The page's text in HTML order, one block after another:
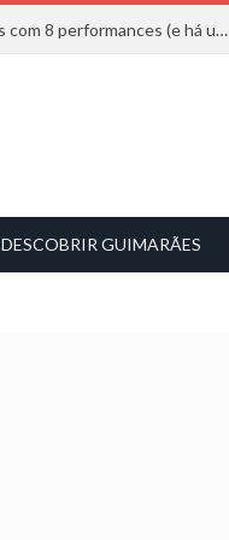
Mucho Flow alarga leque de convidados com 8 performances (e há uma saída)
DESCOBRIR GUIMARÃES